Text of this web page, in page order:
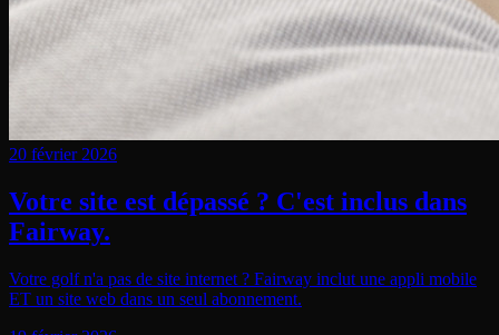
20 février 2026
Votre site est dépassé ? C'est inclus dans
Fairway.
Votre golf n'a pas de site internet ? Fairway inclut une appli mobile
ET un site web dans un seul abonnement.